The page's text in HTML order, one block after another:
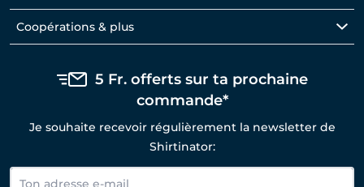
Coopérations & plus
5 Fr. offerts sur ta prochaine
commande*
Je souhaite recevoir régulièrement la newsletter de
Shirtinator: